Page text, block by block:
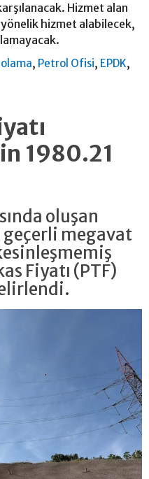
Hizmet alan
hizmet alabilecek,
, Petrol Ofisi, EPDK,
1980.21
oluşan
megavat
Fiyatı (PTF)